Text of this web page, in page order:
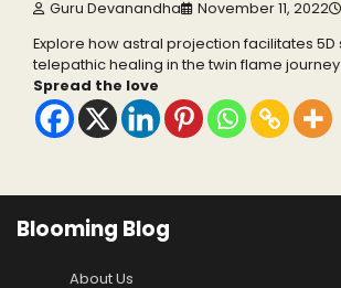
Guru Devanandha November 11, 2022
Explore how astral projection facilitates 5D
telepathic healing in the twin flame
Spread the love
Blooming Blog
About Us